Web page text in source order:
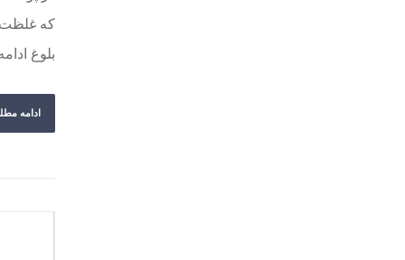
که غلظت
بلوغ
ادامه